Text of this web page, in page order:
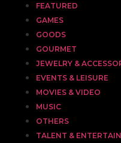
FEATURED
GAMES
GOODS
GOURMET
JEWELRY &
EVENTS & LEISURE
MOVIES & VIDEO
MUSIC
OTHERS
TALENT &